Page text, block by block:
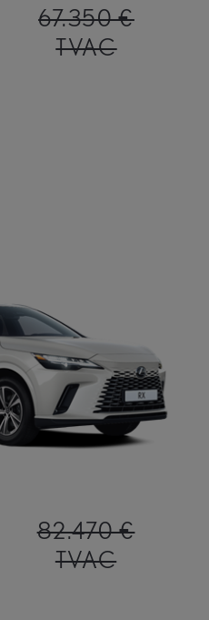
67.350 €
TVAC
82.470 €
TVAC